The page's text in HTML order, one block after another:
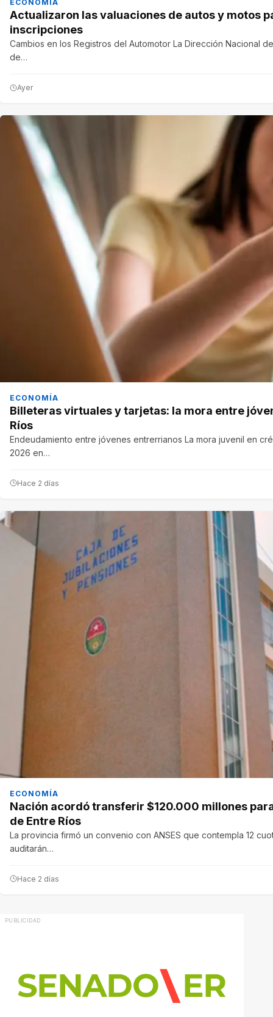
ECONOMÍA
Actualizaron las valuaciones de autos y motos
inscripciones
Cambios en los Registros del Automotor La Dirección Nacional
de…
Ayer
ECONOMÍA
Billeteras virtuales y tarjetas: la mora entre
Ríos
Endeudamiento entre jóvenes entrerrianos La mora juvenil en
2026 en…
Hace 2 días
ECONOMÍA
Nación acordó transferir $120.000 millones
de Entre Ríos
La provincia firmó un convenio con ANSES que contempla 12
auditarán…
Hace 2 días